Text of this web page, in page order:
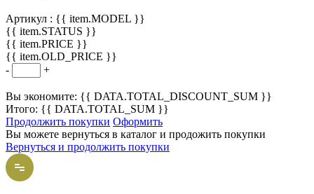
Артикул : {{ item.MODEL }}
{{ item.STATUS }}
{{ item.PRICE }}
{{ item.OLD_PRICE }}
-
+
Вы экономите: {{ DATA.TOTAL_DISCOUNT_SUM }}
Итого: {{ DATA.TOTAL_SUM }}
Продолжить покупки Оформить
Вы можете вернуться в каталог и продожить покупки
Вернуться и продолжить покупки